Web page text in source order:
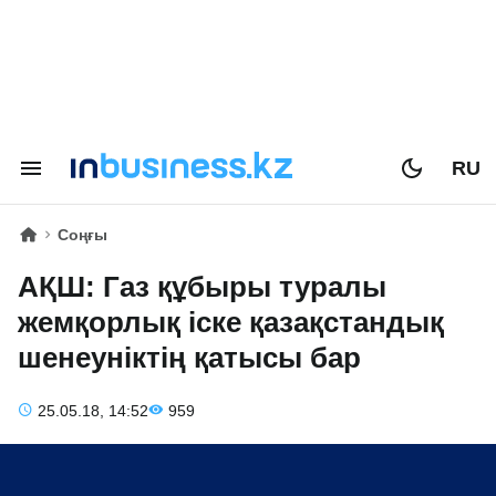
RU
Соңғы
АҚШ: Газ құбыры туралы
жемқорлық іске қазақстандық
шенеуніктің қатысы бар
25.05.18, 14:52 959